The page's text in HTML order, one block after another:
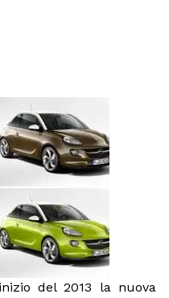
del 2013 la nuova